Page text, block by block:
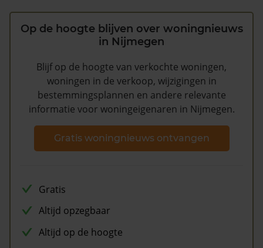
Op de hoogte blijven over woningnieuws
in Nijmegen
Blijf op de hoogte van verkochte woningen,
woningen in de verkoop, wijzigingen in
bestemmingsplannen en andere relevante
informatie voor woningeigenaren in Nijmegen.
Gratis woningnieuws ontvangen
Gratis
Altijd opzegbaar
Altijd op de hoogte